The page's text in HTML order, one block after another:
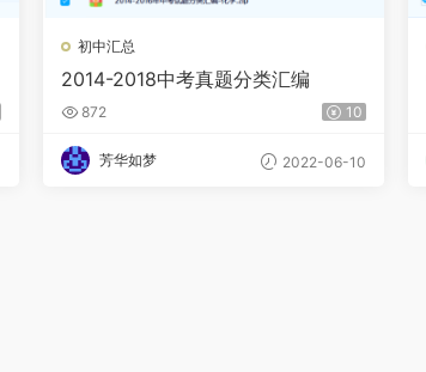
初中汇总
2014-2018中考真题分类汇编
872 10
芳华如梦 2022-06-10